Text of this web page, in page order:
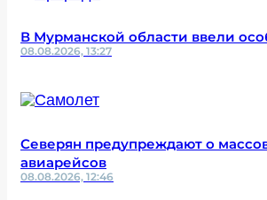
В Мурманской области ввели
08.08.2026, 13:27
Северян предупреждают о
авиарейсов
08.08.2026, 12:46